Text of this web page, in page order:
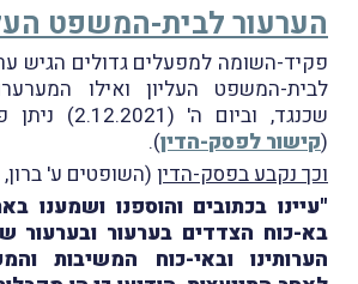
הערעור לבית-המשפט
פקיד-השומה למפעלים גדולים הגיש
לבית-המשפט העליון ואילו
שכנגד, וביום
(קישור לפסק-הדין).
וכך נקבע בפסק-הדין (השופטים ע' ברון,
"עיינו בכתובים והוספנו ושמענו
בא-כוח הצדדים בערעור ובערעור
הערותינו ובאי-כוח המשיבות